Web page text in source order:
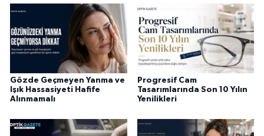
Gözde Geçmeyen Yanma ve
Işık Hassasiyeti Hafife
Alınmamalı
Progresif Cam
Tasarımlarında Son 10 Yılın
Yenilikleri